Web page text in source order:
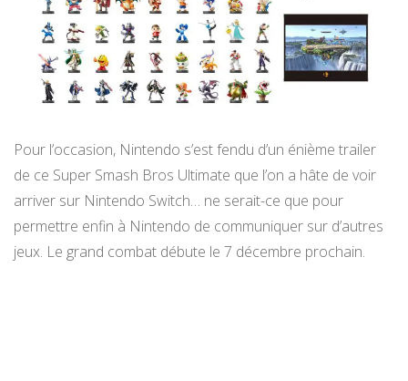
Pour l’occasion, Nintendo s’est fendu d’un énième trailer
de ce Super Smash Bros Ultimate que l’on a hâte de voir
arriver sur Nintendo Switch… ne serait-ce que pour
permettre enfin à Nintendo de communiquer sur d’autres
jeux. Le grand combat débute le 7 décembre prochain.